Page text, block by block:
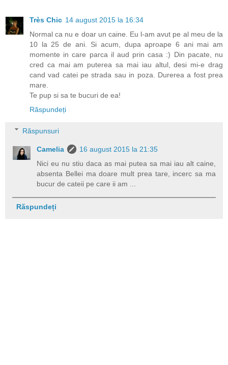
Très Chic 14 august 2015 la 16:34
Normal ca nu e doar un caine. Eu l-am avut pe al meu de la
10 la 25 de ani. Si acum, dupa aproape 6 ani mai am
momente in care parca il aud prin casa :) Din pacate, nu
cred ca mai am puterea sa mai iau altul, desi mi-e drag
cand vad catei pe strada sau in poza. Durerea a fost prea
mare.
Te pup si sa te bucuri de ea!
Răspundeți
Răspunsuri
Camelia
16 august 2015 la 21:35
Nici eu nu stiu daca as mai putea sa mai iau alt caine,
absenta Bellei ma doare mult prea tare, incerc sa ma
bucur de cateii pe care ii am ...
Răspundeți